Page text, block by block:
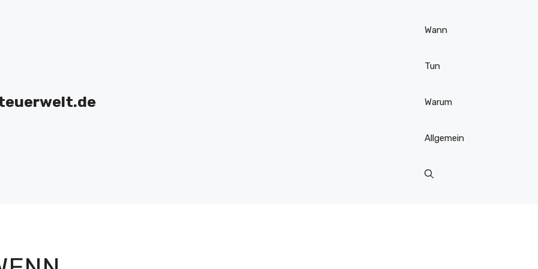
Wann
Tun
Warum
Allgemein